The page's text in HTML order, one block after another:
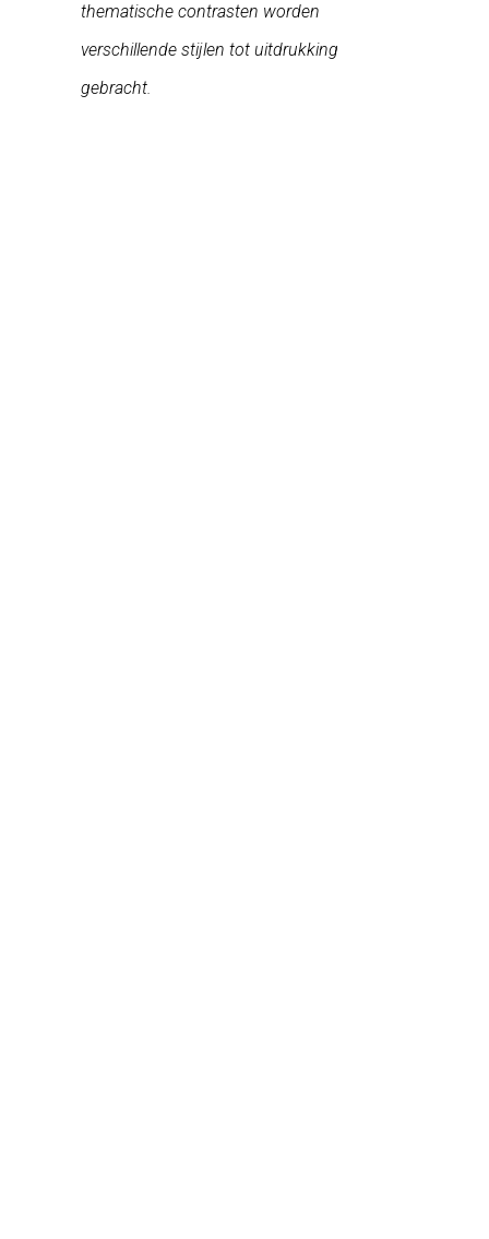
thematische contrasten worden
verschillende stijlen tot uitdrukking
gebracht.